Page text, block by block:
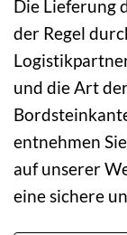
Die Lieferung
der Regel
und die Art
entnehmen
auf unserer
eine sichere